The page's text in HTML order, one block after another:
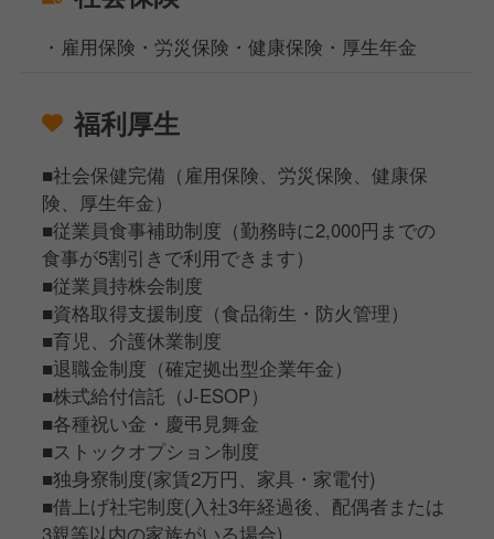
・雇用保険・労災保険・健康保険・厚生年金
福利厚生
■社会保健完備（雇用保険、労災保険、健康保
険、厚生年金）
■従業員食事補助制度（勤務時に2,000円までの
食事が5割引きで利用できます）
■従業員持株会制度
■資格取得支援制度（食品衛生・防火管理）
■育児、介護休業制度
■退職金制度（確定拠出型企業年金）
■株式給付信託（J-ESOP）
■各種祝い金・慶弔見舞金
■ストックオプション制度
■独身寮制度(家賃2万円、家具・家電付)
■借上げ社宅制度(入社3年経過後、配偶者または
3親等以内の家族がいる場合)